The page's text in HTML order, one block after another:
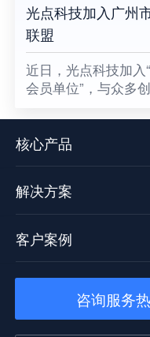
光点科技加入广州
联盟
近日，光点科技加
会员单位”，与众多
台技术发展迈向了
核心产品
解决方案
客户案例
咨询服务